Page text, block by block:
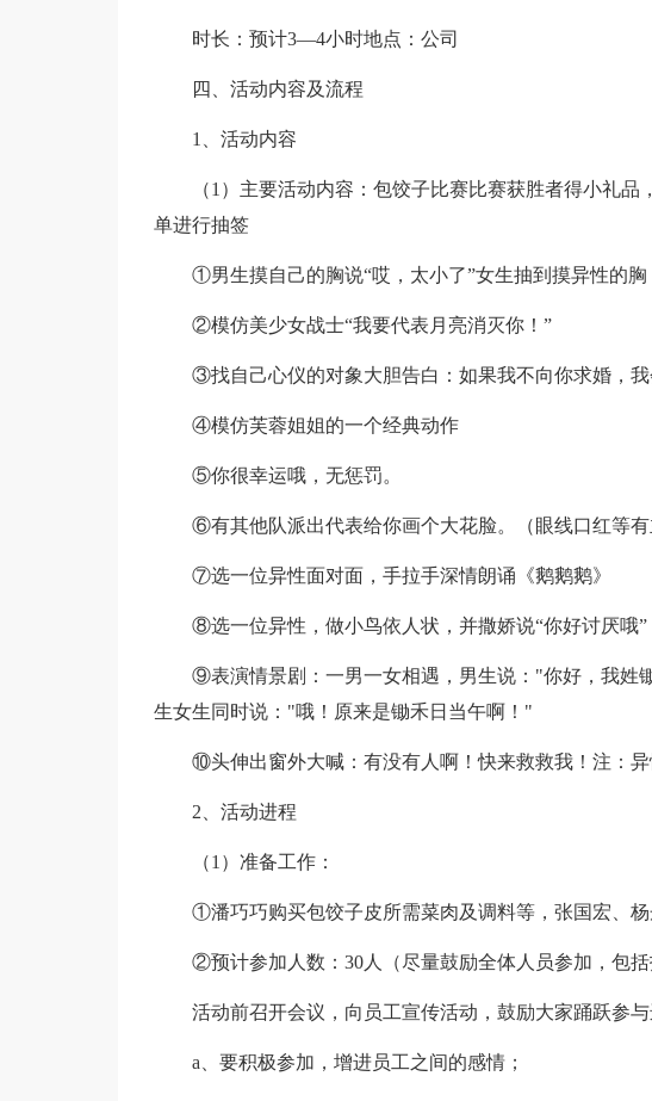
时长：预计3—4小时地点：公司
四、活动内容及流程
1、活动内容
（1）主要活动内容：包饺子比赛比赛获胜者得小礼
单进行抽签
①男生摸自己的胸说“哎，太小了”女生抽到摸异性的胸
②模仿美少女战士“我要代表月亮消灭你！”
③找自己心仪的对象大胆告白：如果我不向你求婚，
④模仿芙蓉姐姐的一个经典动作
⑤你很幸运哦，无惩罚。
⑥有其他队派出代表给你画个大花脸。（眼线口红等有
⑦选一位异性面对面，手拉手深情朗诵《鹅鹅鹅》
⑧选一位异性，做小鸟依人状，并撒娇说“你好讨厌哦”
⑨表演情景剧：一男一女相遇，男生说："你好，我姓
生女生同时说："哦！原来是锄禾日当午啊！"
⑩头伸出窗外大喊：有没有人啊！快来救救我！注：异
2、活动进程
（1）准备工作：
①潘巧巧购买包饺子皮所需菜肉及调料等，张国宏、杨
②预计参加人数：30人（尽量鼓励全体人员参加，包括
活动前召开会议，向员工宣传活动，鼓励大家踊跃参与
a、要积极参加，增进员工之间的感情；